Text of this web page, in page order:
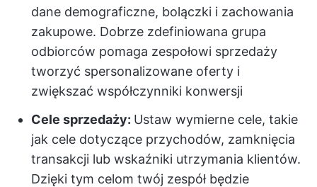
dane demograficzne, bolączki i zachowania
zakupowe. Dobrze zdefiniowana grupa
odbiorców pomaga zespołowi sprzedaży
tworzyć spersonalizowane oferty i
zwiększać współczynniki konwersji
Cele sprzedaży: Ustaw wymierne cele, takie
jak cele dotyczące przychodów, zamknięcia
transakcji lub wskaźniki utrzymania klientów.
Dzięki tym celom twój zespół będzie